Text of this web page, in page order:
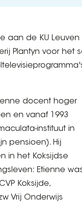
aan de KU
Plantyn voor het
docent hoger
en vanaf 1993
instituut in
pensioen). Hij
in het Koksijdse
Etienne
Koksijde,
Vrij Onderwijs